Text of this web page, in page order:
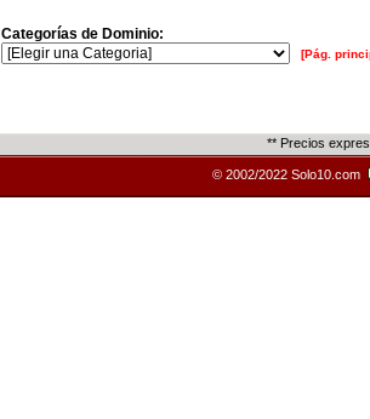
Categorías de Dominio:
[Pág.
** Precios
© 2002/2022 Solo10.com